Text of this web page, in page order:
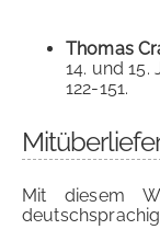
Thomas
14. und 15.
122-151.
Mit diesem